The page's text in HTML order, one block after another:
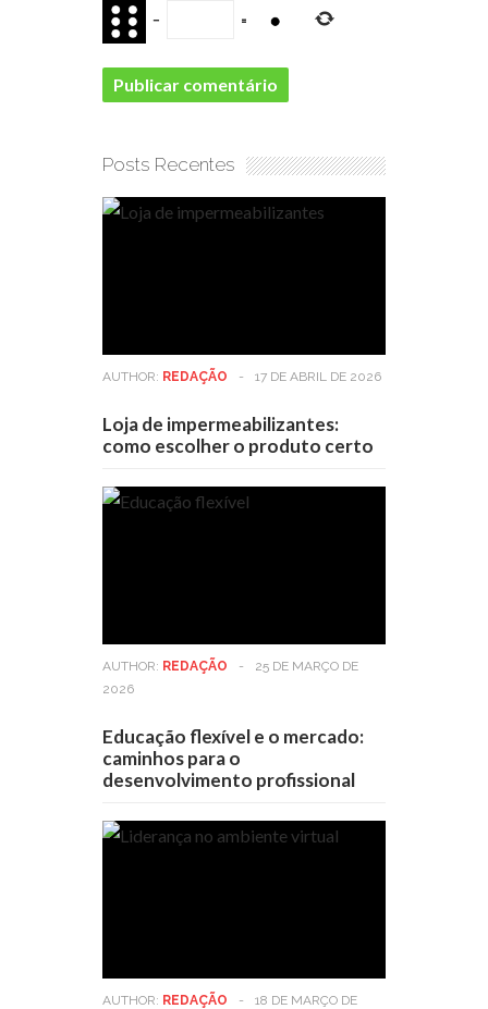
− =
Posts Recentes
AUTHOR: REDAÇÃO - 17 DE ABRIL DE 2026
Loja de impermeabilizantes:
como escolher o produto certo
AUTHOR: REDAÇÃO -
25 DE MARÇO DE
2026
Educação flexível e o mercado:
caminhos para o
desenvolvimento profissional
AUTHOR: REDAÇÃO -
18 DE MARÇO DE